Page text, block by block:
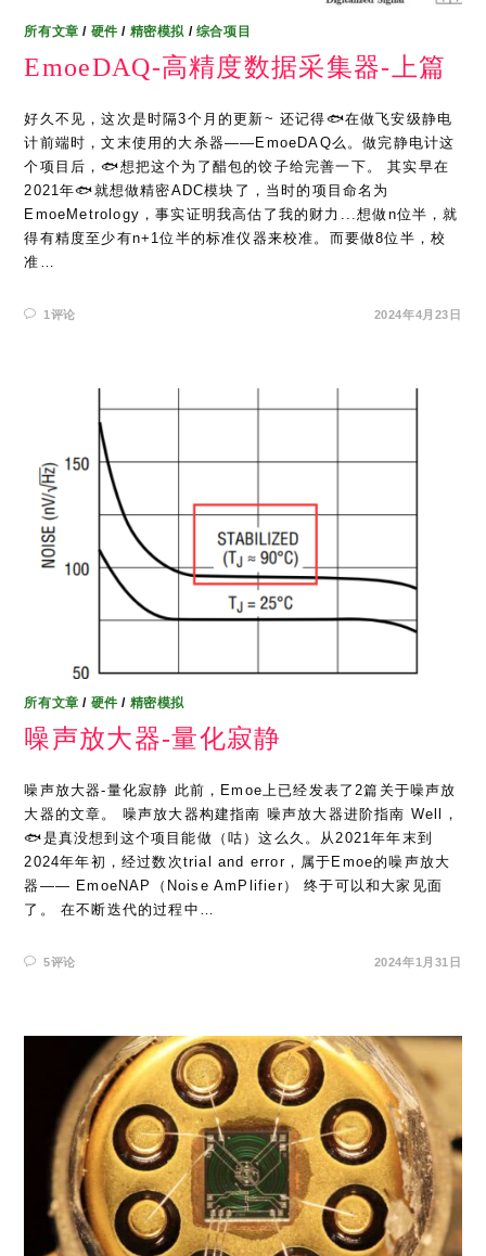
所有文章 / 硬件 / 精密模拟 / 综合项目
EmoeDAQ-高精度数据采集器-上篇
好久不见，这次是时隔3个月的更新~ 还记得🐟在做飞安级静电
计前端时，文末使用的大杀器——EmoeDAQ么。做完静电计这
个项目后，🐟想把这个为了醋包的饺子给完善一下。 其实早在
2021年🐟就想做精密ADC模块了，当时的项目命名为
EmoeMetrology，事实证明我高估了我的财力...想做n位半，就
得有精度至少有n+1位半的标准仪器来校准。而要做8位半，校
准…
1评论 2024年4月23日
所有文章 / 硬件 / 精密模拟
噪声放大器-量化寂静
噪声放大器-量化寂静 此前，Emoe上已经发表了2篇关于噪声放
大器的文章。 噪声放大器构建指南 噪声放大器进阶指南 Well，
🐟是真没想到这个项目能做（咕）这么久。从2021年年末到
2024年年初，经过数次trial and error，属于Emoe的噪声放大
器—— EmoeNAP（Noise AmPlifier） 终于可以和大家见面
了。 在不断迭代的过程中…
5评论 2024年1月31日